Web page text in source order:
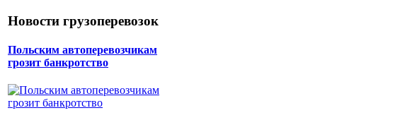
Новости грузоперевозок
Польским автоперевозчикам
грозит банкротство